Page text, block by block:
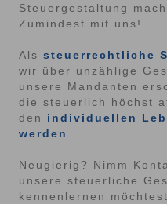
Steuergestaltung
Zumindest mit uns!
Als steuerrechtliche
wir über unzählige
unsere Mandanten
die steuerlich höchst
den individuellen
werden .
Neugierig? Nimm
unsere steuerliche
kennenlernen